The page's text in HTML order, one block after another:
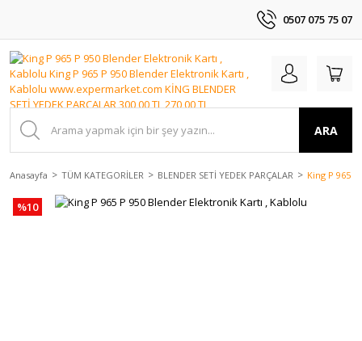
0507 075 75 07
ARA
Anasayfa TÜM KATEGORİLER BLENDER SETİ YEDEK PARÇALAR King P 965
%10